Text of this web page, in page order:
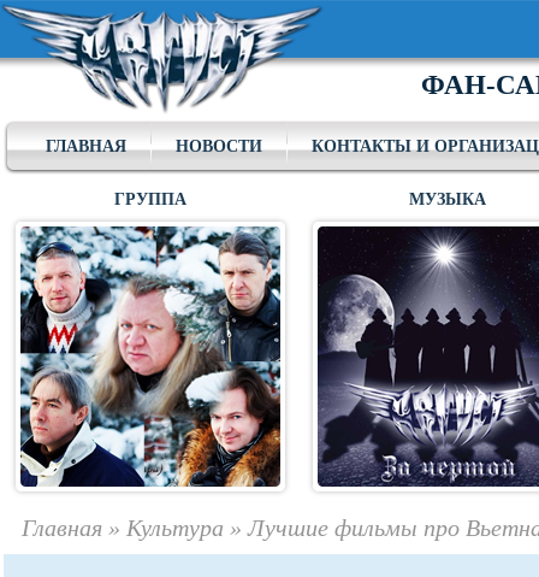
ФАН-
ГЛАВНАЯ НОВОСТИ КОНТАКТЫ И
ГРУППА МУЗЫКА
Главная » Культура »Лучшие фильмы про